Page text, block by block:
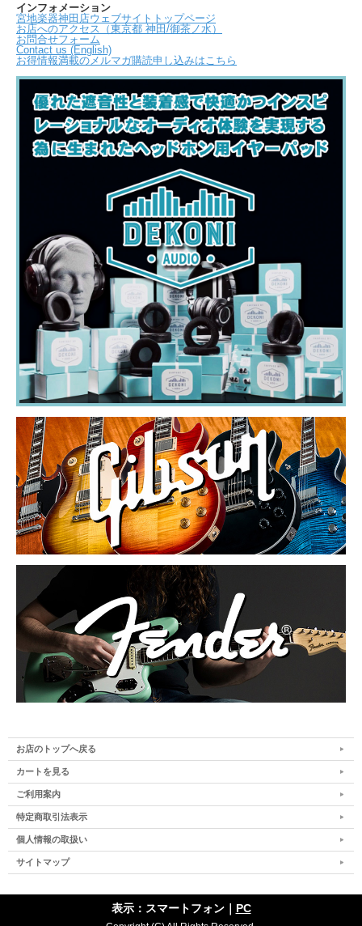
インフォメーション
宮地楽器神田店ウェブサイトトップページ
お店へのアクセス（東京都 神田/御茶ノ水）
お問合せフォーム
Contact us (English)
お得情報満載のメルマガ購読申し込みはこちら
お店のトップへ戻る
カートを見る
ご利用案内
特定商取引法表示
個人情報の取扱い
サイトマップ
表示：スマートフォン｜ PC